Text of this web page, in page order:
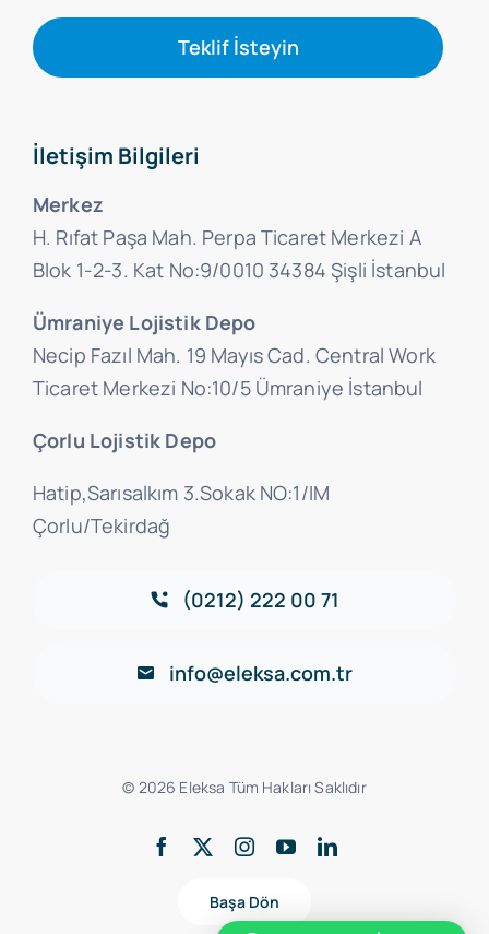
Teklif İsteyin
İletişim Bilgileri
Merkez
H. Rıfat Paşa Mah. Perpa Ticaret Merkezi A
Blok 1-2-3. Kat No:9/0010 34384 Şişli İstanbul
Ümraniye Lojistik Depo
Necip Fazıl Mah. 19 Mayıs Cad. Central Work
Ticaret Merkezi No:10/5 Ümraniye İstanbul
Çorlu Lojistik Depo
Hatip,Sarısalkım 3.Sokak NO:1/IM
Çorlu/Tekirdağ
(0212) 222 00 71
info@eleksa.com.tr
© 2026 Eleksa Tüm Hakları Saklıdır
Başa Dön